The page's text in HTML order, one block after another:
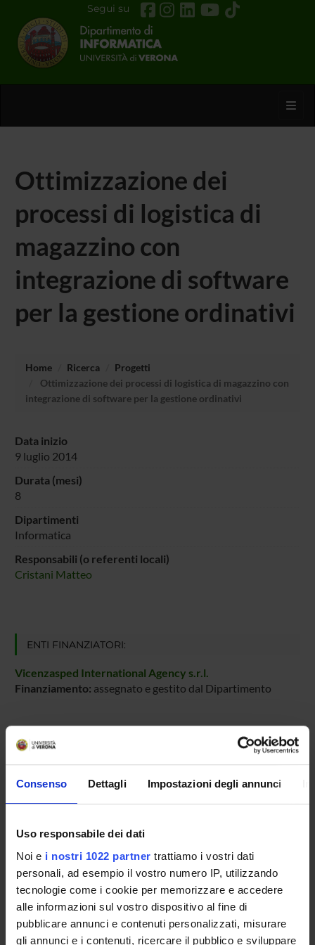
Consenso Dettagli Impostazioni degli annunci
Uso responsabile dei dati
Noi e i nostri 1022 partner trattiamo i vostri dati
personali, ad esempio il vostro numero IP, utilizzando
tecnologie come i cookie per memorizzare e accedere
alle informazioni sul vostro dispositivo al fine di
pubblicare annunci e contenuti personalizzati, misurare
gli annunci e i contenuti, ricercare il pubblico e sviluppare
Segui su
Ottimizzazione dei
processi di logistica di
magazzino con
integrazione di software
per la gestione ordinativi
Home Ricerca
Progetti
Ottimizzazione dei processi di logistica di magazzino con
integrazione di software per la gestione ordinativi
Data inizio
9 luglio 2014
Durata (mesi)
8
Dipartimenti
Informatica
Responsabili (o referenti locali)
Cristani Matteo
ENTI FINANZIATORI:
Vicenzasped International Agency s.r.l.
Finanziamento: assegnato e gestito dal Dipartimento
PARTECIPANTI AL PROGETTO
Matteo Cristani
Professore associato
AREE DI RICERCA COINVOLTE DAL PROGETTO
Intelligenza Artificiale
Artificial intelligence